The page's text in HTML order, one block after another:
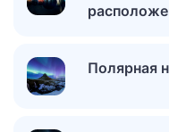
Полярная